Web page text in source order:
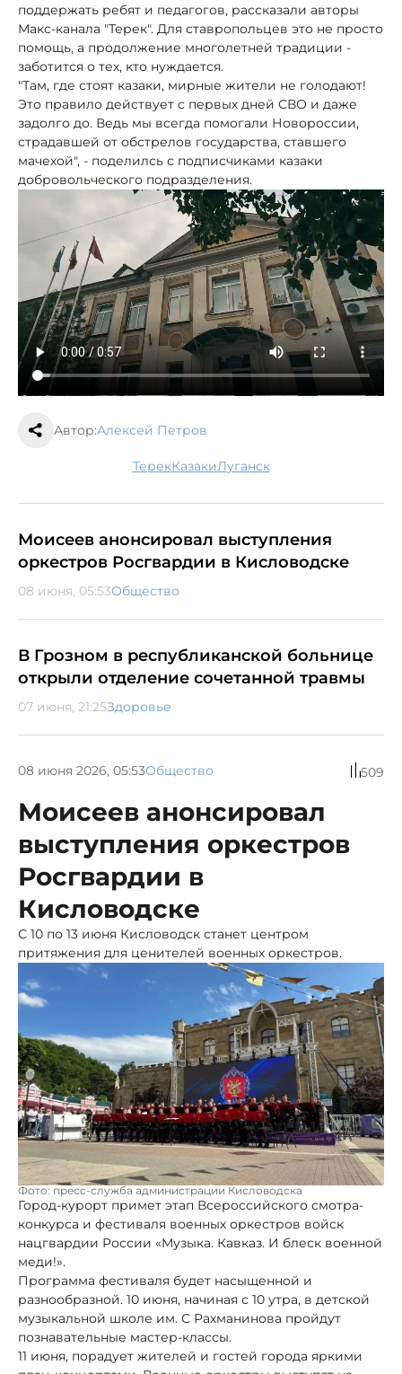
поддержать ребят и педагогов, рассказали авторы
Макс-канала "Терек". Для ставропольцев это не просто
помощь, а продолжение многолетней традиции -
заботится о тех, кто нуждается.
"Там, где стоят казаки, мирные жители не голодают!
Это правило действует с первых дней СВО и даже
задолго до. Ведь мы всегда помогали Новороссии,
страдавшей от обстрелов государства, ставшего
мачехой", - поделилсь с подписчиками казаки
добровольческого подразделения.
Автор:Алексей Петров
Терек казаки Луганск
Моисеев анонсировал выступления
оркестров Росгвардии в Кисловодске
08 июня, 05:53Общество
В Грозном в республиканской больнице
открыли отделение сочетанной травмы
07 июня, 21:25Здоровье
08 июня 2026, 05:53Общество 509
Моисеев анонсировал
выступления оркестров
Росгвардии в
Кисловодске
С 10 по 13 июня Кисловодск станет центром
притяжения для ценителей военных оркестров.
Фото: пресс-служба администрации Кисловодска
Город-курорт примет этап Всероссийского смотра-
конкурса и фестиваля военных оркестров войск
нацгвардии России «Музыка. Кавказ. И блеск военной
меди!».
Программа фестиваля будет насыщенной и
разнообразной. 10 июня, начиная с 10 утра, в детской
музыкальной школе им. С Рахманинова пройдут
познавательные мастер-классы.
11 июня, порадует жителей и гостей города яркими